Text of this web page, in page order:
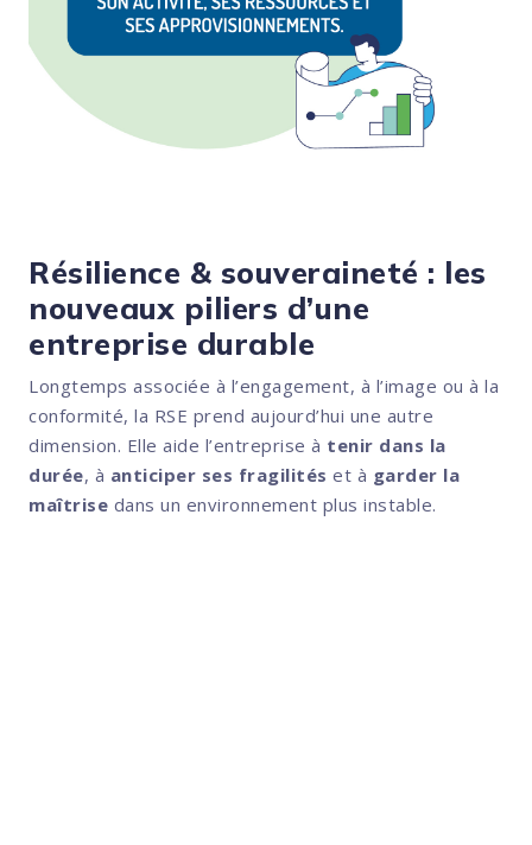
Résilience & souveraineté : les
nouveaux piliers d’une
entreprise durable
Longtemps associée à l’engagement, à l’image ou à la
conformité, la RSE prend aujourd’hui une autre
dimension. Elle aide l’entreprise à tenir dans la
durée, à anticiper ses fragilités et à garder la
maîtrise dans un environnement plus instable.